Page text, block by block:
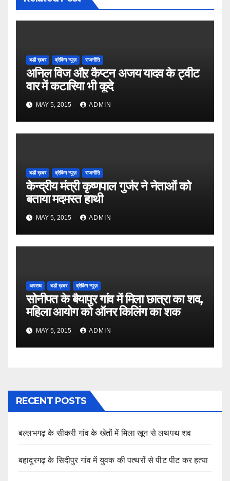
बडी ख़बर ब्रेकिंग न्यूज़ राजनीति
अनिल विज औऱ कैप्टन अजय यादव के ट्वीट
वार में कटारिया भी कूदे
MAY 5, 2015 ADMIN
बडी ख़बर ब्रेकिंग न्यूज़ राजनीति
केन्द्रीय मंत्री कृष्णपाल गुर्जर ने नेताओं को
बताया मदमस्त हाथी
MAY 5, 2015 ADMIN
अपराध बडी ख़बर ब्रेकिंग न्यूज़
सोनीपत के बैयापुर गांव में मिला छात्रा का शव,
महिला आयोग को ऑनर किलिंग का शक
MAY 5, 2015 ADMIN
RECENT POSTS
बल्लभगढ़ के सीकरी गांव के खेतों में मिला खून से लथपथ शव
बहादुरगढ़ के सिदीपुर गांव में युवक की पत्थरों से पीट पीट कर हत्या